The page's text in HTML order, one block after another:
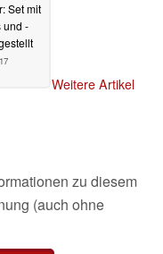
Set mit
und -
Weitere Artikel
zu diesem
(auch ohne